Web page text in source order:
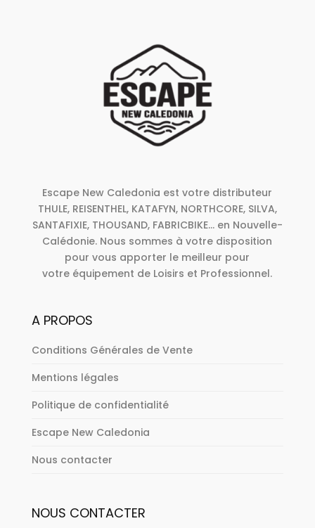
Escape New Caledonia est votre distributeur
THULE, REISENTHEL, KATAFYN, NORTHCORE, SILVA,
SANTAFIXIE, THOUSAND, FABRICBIKE... en Nouvelle-
Calédonie. Nous sommes à votre disposition
pour vous apporter le meilleur pour
votre équipement de Loisirs et Professionnel.
A PROPOS
Conditions Générales de Vente
Mentions légales
Politique de confidentialité
Escape New Caledonia
Nous contacter
NOUS CONTACTER